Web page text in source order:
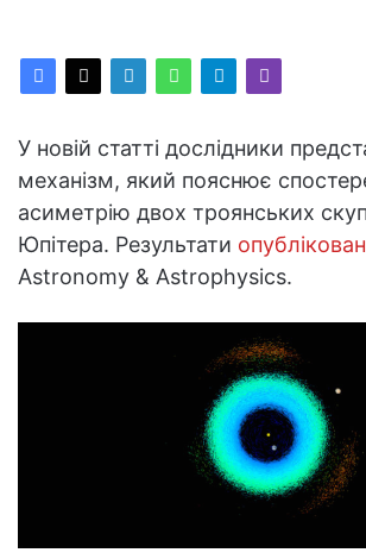
У новій статті дослідники
механізм, який пояснює
асиметрію двох троянських
Юпітера. Результати
Astronomy & Astrophysics.